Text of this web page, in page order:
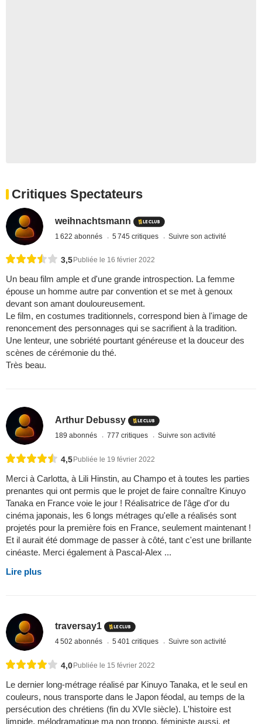
Critiques Spectateurs
weihnachtsmann
1 622 abonnés 5 745 critiques Suivre son activité
3,5 Publiée le 16 février 2022
Un beau film ample et d'une grande introspection. La femme
épouse un homme autre par convention et se met à genoux
devant son amant douloureusement.
Le film, en costumes traditionnels, correspond bien à l'image de
renoncement des personnages qui se sacrifient à la tradition.
Une lenteur, une sobriété pourtant généreuse et la douceur des
scènes de cérémonie du thé.
Très beau.
Arthur Debussy
189 abonnés 777 critiques Suivre son activité
4,5Publiée le 19 février 2022
Merci à Carlotta, à Lili Hinstin, au Champo et à toutes les parties
prenantes qui ont permis que le projet de faire connaître Kinuyo
Tanaka en France voie le jour ! Réalisatrice de l'âge d'or du
cinéma japonais, les 6 longs métrages qu'elle a réalisés sont
projetés pour la première fois en France, seulement maintenant !
Et il aurait été dommage de passer à côté, tant c'est une brillante
cinéaste. Merci également à Pascal-Alex ...
Lire plus
traversay1
4 502 abonnés 5 401 critiques Suivre son activité
4,0Publiée le 15 février 2022
Le dernier long-métrage réalisé par Kinuyo Tanaka, et le seul en
couleurs, nous transporte dans le Japon féodal, au temps de la
persécution des chrétiens (fin du XVIe siècle). L'histoire est
limpide, mélodramatique ma non troppo, féministe aussi, et